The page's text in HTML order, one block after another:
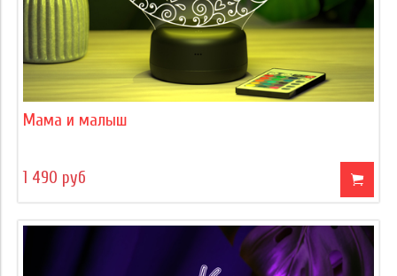
Мама и малыш
1 490 руб